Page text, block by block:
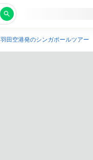
羽田空港発のシンガポールツアー